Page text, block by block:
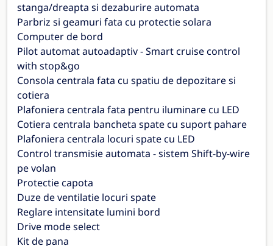
stanga/dreapta si dezaburire automata
Parbriz si geamuri fata cu protectie solara
Computer de bord
Pilot automat autoadaptiv - Smart cruise control
with stop&go
Consola centrala fata cu spatiu de depozitare si
cotiera
Plafoniera centrala fata pentru iluminare cu LED
Cotiera centrala bancheta spate cu suport pahare
Plafoniera centrala locuri spate cu LED
Control transmisie automata - sistem Shift-by-wire
pe volan
Protectie capota
Duze de ventilatie locuri spate
Reglare intensitate lumini bord
Drive mode select
Kit de pana